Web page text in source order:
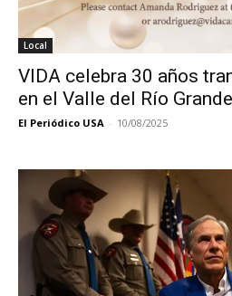
Local
VIDA celebra 30 años
en el Valle del Río Grande
El Periódico USA - 10/08/2025